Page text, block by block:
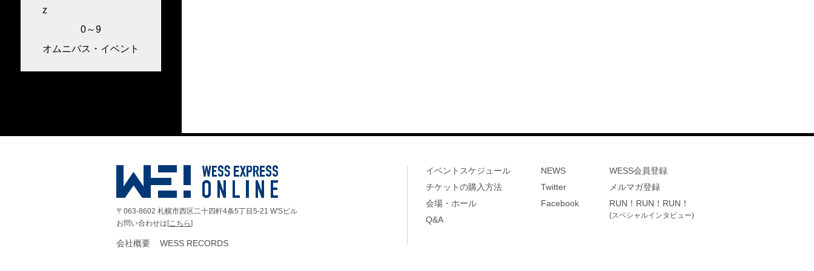
z
0～9
オムニバス・イベント
〒063-8602 札幌市西区二十四軒4条5丁目5-21 W'Sビル
お問い合わせは[こちら]
会社概要 WESS RECORDS
イベントスケジュール
チケットの購入方法
会場・ホール
Q&A
NEWS
Twitter
Facebook
WESS会員登録
メルマガ登録
RUN！RUN！RUN！
(スペシャルインタビュー)